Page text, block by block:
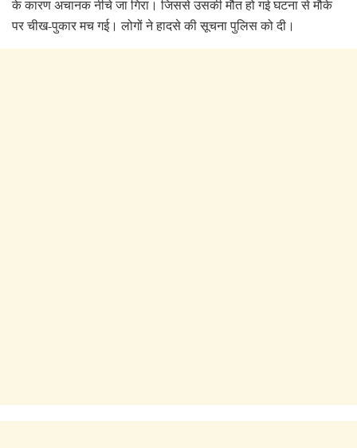
के कारण अचानक नीचे जा गिरा। जिससे उसकी मौत हो गई घटना से मौके
पर चीख-पुकार मच गई। लोगों ने हादसे की सूचना पुलिस को दी।